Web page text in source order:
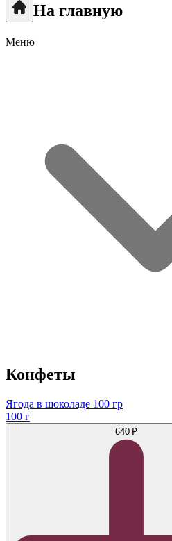
На главную
Меню
Конфеты
Ягода в шоколаде 100 гр
100 г
640 ₽